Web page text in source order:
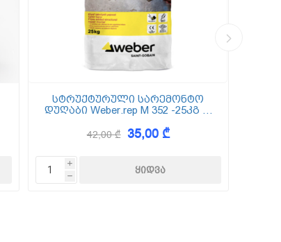
სტრუქტურული სარემონტო
დუღაბი Weber.rep M 352 -25კგ (5
42,00 ₾ 35,00 ₾
i
h